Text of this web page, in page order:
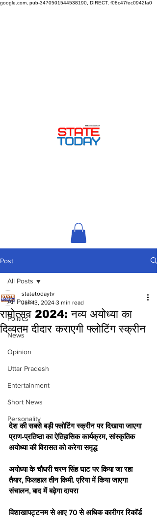
google.com, pub-3470501544538190, DIRECT, f08c47fec0942fa0
Post
All Posts
Politics
News
Opinion
Uttar Pradesh
Entertainment
Short News
Personality
All Posts
रामोत्सव 2024: नव्य अयोध्या का
दिव्यतम दीदार कराएगी फ्लोटिंग स्क्रीन
statetodaytv
Jan 13, 2024 3 min read
देश की सबसे बड़ी फ्लोटिंग स्क्रीन पर दिखाया जाएगा
प्राण-प्रतिष्ठा का ऐतिहासिक कार्यक्रम, सांस्कृतिक
अयोध्या की विरासत को करेगा समृद्ध
अयोध्या के चौधरी चरण सिंह घाट पर किया जा रहा
तैयार, फिलहाल तीन किमी. एरिया में किया जाएगा
संचालन, बाद में बढ़ेगा दायरा
विशाखापट्टनम से आए 70 से अधिक कारीगर रिकॉर्ड